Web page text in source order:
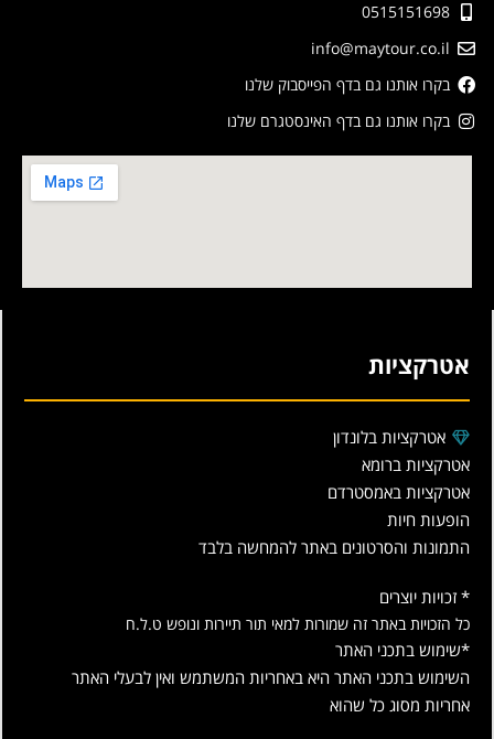
0515151698
info@maytour.co.il
בקרו אותנו גם בדף הפייסבוק שלנו
בקרו אותנו גם בדף האינסטגרם שלנו
אטרקציות
אטרקציות בלונדון
אטרקציות ברומא
אטרקציות באמסטרדם
הופעות חיות
התמונות והסרטונים באתר להמחשה בלבד
* זכויות יוצרים
כל הזכויות באתר זה שמורות למאי תור תיירות ונופש ט.ל.ח
*שימוש בתכני האתר
השימוש בתכני האתר היא באחריות המשתמש ואין לבעלי האתר
אחריות מסוג כל שהוא